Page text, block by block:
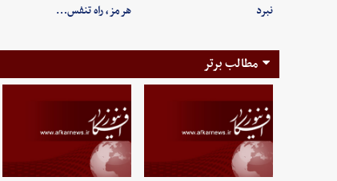
نبرد
هرمز، راه تنفس…
مطالب برتر